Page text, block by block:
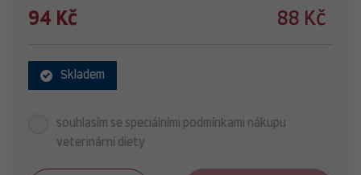
94 Kč 88 Kč
Skladem
souhlasím se speciálními podmínkami nákupu
veterinární diety